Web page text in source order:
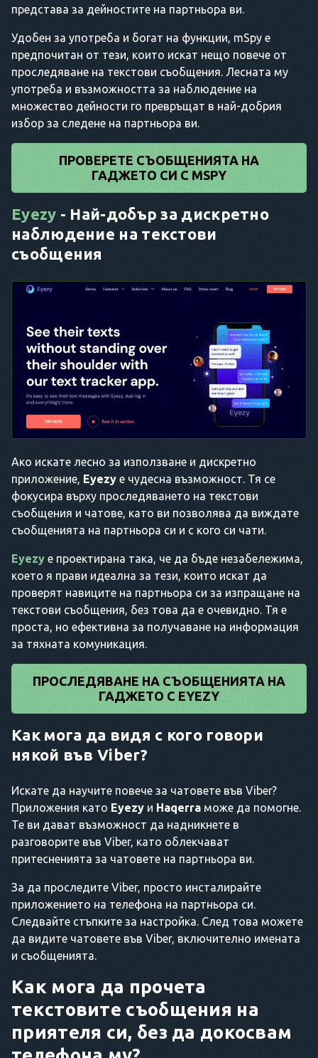
представа за дейностите на партньора ви.
Удобен за употреба и богат на функции, mSpy е
предпочитан от тези, които искат нещо повече от
проследяване на текстови съобщения. Лесната му
употреба и възможността за наблюдение на
множество дейности го превръщат в най-добрия
избор за следене на партньора ви.
ПРОВЕРЕТЕ СЪОБЩЕНИЯТА НА
ГАДЖЕТО СИ С MSPY
Eyezy - Най-добър за дискретно
наблюдение на текстови
съобщения
Ако искате лесно за използване и дискретно
приложение, Eyezy е чудесна възможност. Тя се
фокусира върху проследяването на текстови
съобщения и чатове, като ви позволява да виждате
съобщенията на партньора си и с кого си чати.
Eyezy е проектирана така, че да бъде незабележима,
което я прави идеална за тези, които искат да
проверят навиците на партньора си за изпращане на
текстови съобщения, без това да е очевидно. Тя е
проста, но ефективна за получаване на информация
за тяхната комуникация.
ПРОСЛЕДЯВАНЕ НА СЪОБЩЕНИЯТА НА
ГАДЖЕТО С EYEZY
Как мога да видя с кого говори
някой във Viber?
Искате да научите повече за чатовете във Viber?
Приложения като Eyezy и Haqerra може да помогне.
Те ви дават възможност да надникнете в
разговорите във Viber, като облекчават
притесненията за чатовете на партньора ви.
За да проследите Viber, просто инсталирайте
приложението на телефона на партньора си.
Следвайте стъпките за настройка. След това можете
да видите чатовете във Viber, включително имената
и съобщенията.
Как мога да прочета
текстовите съобщения на
приятеля си, без да докосвам